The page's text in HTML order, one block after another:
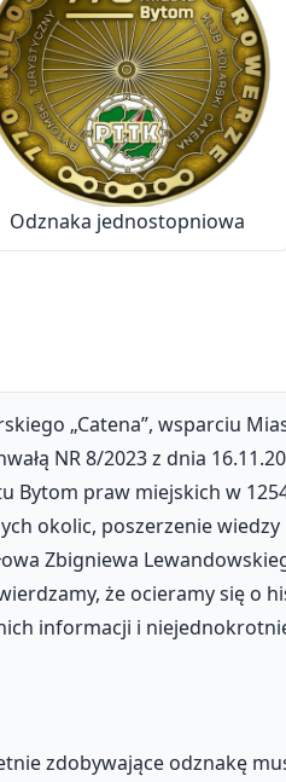
Odznaka jednostopniowa
„Catena”, wsparciu
NR 8/2023 z dnia
Bytom praw miejskich w
okolic, poszerzenie
Zbigniewa
że ocieramy się o
informacji i
zdobywające odznakę